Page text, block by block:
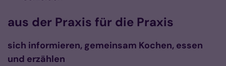
aus der Praxis für die Praxis
sich informieren, gemeinsam Kochen, essen
und erzählen